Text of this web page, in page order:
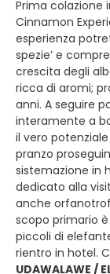
Prima colazione
Cinnamon
esperienza
spezie’ e
crescita degli
ricca di aromi;
anni. A seguire
interamente a
il vero
pranzo
sistemazione in
dedicato alla
anche
scopo primario
piccoli di
rientro in hotel.
UDAWALAWE /